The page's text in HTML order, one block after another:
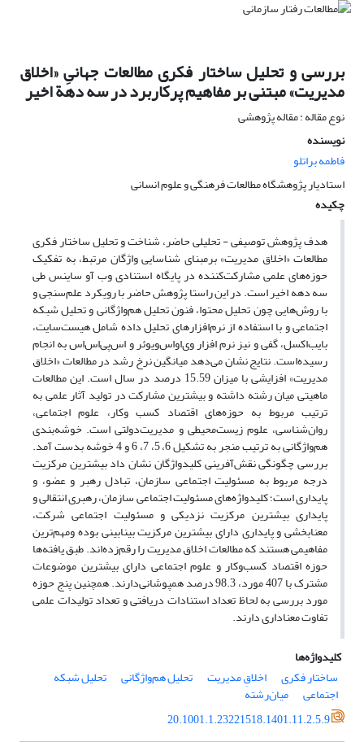
بررسی و تحلیل ساختار فکری مطالعات جهانیِ «اخلاق
مدیریت» مبتنی بر مفاهیم پرکاربرد در سه دهة اخیر
نوع مقاله : مقاله پژوهشی
نویسنده
فاطمه براتلو
استادیار پژوهشگاه مطالعات فرهنگی و علوم انسانی
چکیده
هدف پژوهش توصیفی - تحلیلی حاضر، شناخت و تحلیل ساختار فکری
مطالعات «اخلاق مدیریت» برمبنای شناسایی واژگان مرتبط، به تفکیک
حوزه‌های علمی مشارکت‌کننده در پایگاه استنادی وب آو ساینس طی
سه دهه اخیر است. در این راستا پژوهش حاضر با رویکرد علم‌سنجی و
با روش‌هایی چون تحلیل محتوا، فنون تحلیل هم‌واژگانی و تحلیل شبکه
اجتماعی و با استفاده از نرم‌افزارهای تحلیل داده شامل هیست‌سایت،
بایب‌اکسل، گفی و نیز نرم افزار وی‌او‌اس‌ویوئر و اس‌پی‌اس‌اس به انجام
رسیده‌است. نتایج نشان می‌دهد میانگین نرخ رشد در مطالعات «اخلاق
مدیریت» افزایشی با میزان 15.59 درصد در سال است. این مطالعات
ماهیتی میان رشته داشته و بیشترین مشارکت در تولید آثار علمی به
ترتیب مربوط به حوزه‌های اقتصاد کسب وکار، علوم اجتماعی،
روان‌شناسی، علوم زیست‌محیطی و مدیریت‌دولتی ‌است. خوشه‌بندی
هم‌واژگانی به ترتیب منجر به تشکیل 6، 5، 7، 6 و 4 خوشه بدست آمد.
بررسی چگونگی نقش‌آفرینی کلیدواژگان نشان داد بیشترین مرکزیت
درجه مربوط به مسئولیت اجتماعی سازمان، تبادل رهبر و عضو، و
پایداری است؛ کلیدواژه‌های مسئولیت اجتماعی سازمان، رهبری انتقالی و
پایداری بیشترین مرکزیت نزدیکی و مسئولیت اجتماعی شرکت،
معنابخشی و پایداری دارای بیشترین مرکزیت‌ بینابینی بوده ومهم‌ترین
مفاهیمی هستند که مطالعات اخلاق مدیریت را رقم‌زده‌اند. طبق یافته‌ها
حوزه اقتصاد کسب‌‌وکار و علوم اجتماعی دارای بیشترین موضوعات
مشترک با 407 مورد، 98.3 درصد همپوشانی‌دارند. همچنین پنج حوزه
مورد بررسی به لحاظ تعداد استنادات دریافتی و تعداد تولیدات علمی
تفاوت معناداری دارند.
کلیدواژه‌ها
ساختار فکری
اخلاقِ مدیریت تحلیل هم‌واژگانی تحلیل شبکه
اجتماعی
میان‌رشته
20.1001.1.23221518.1401.11.2.5.9